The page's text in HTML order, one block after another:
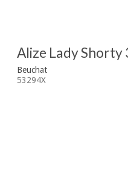
Alize Lady Shorty
Beuchat
53294X